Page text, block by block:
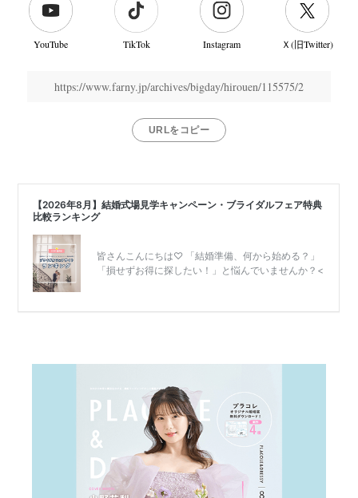
YouTube TikTok Instagram Ｘ(旧Twitter)
https://www.farny.jp/archives/bigday/hirouen/115575/2
URLをコピー
式
リ